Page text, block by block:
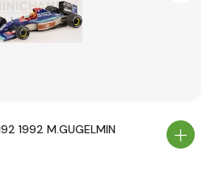
1992 M.GUGELMIN